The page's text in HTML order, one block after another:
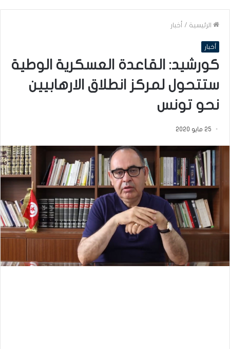
الرئيسية / أخبار
أخبار
كورشيد: القاعدة العسكرية الوطية
ستتحول لمركز انطلاق الارهابيين
نحو تونس
25 مايو 2020